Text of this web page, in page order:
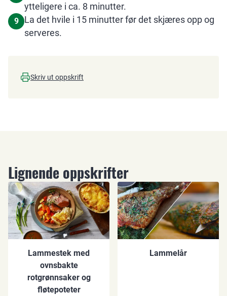
ytteligere i ca. 8 minutter.
9
La det hvile i 15 minutter før det skjæres opp og
serveres.
Skriv ut oppskrift
Lignende oppskrifter
Lammestek med
ovnsbakte
rotgrønnsaker og
fløtepoteter
Lammelår